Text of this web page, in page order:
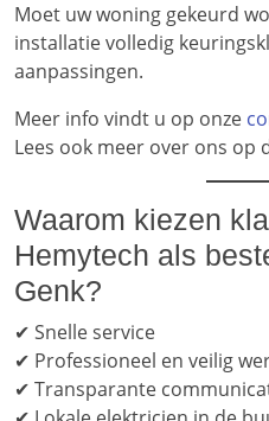
Moet uw woning gekeurd
installatie volledig
aanpassingen.
Meer info vindt u op onze
Lees ook meer over ons op
Waarom kiezen
Hemytech als
Genk?
✔ Snelle service
✔ Professioneel en veilig
✔ Transparante